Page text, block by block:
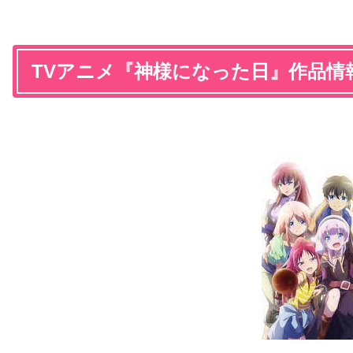
TVアニメ『神様になった日』作品情